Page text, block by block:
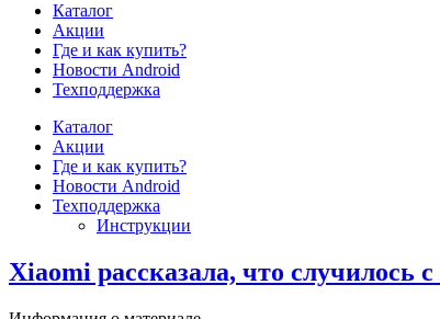
Каталог
Акции
Где и как купить?
Новости Android
Техподдержка
Каталог
Акции
Где и как купить?
Новости Android
Техподдержка
Инструкции
Xiaomi рассказала, что случилось